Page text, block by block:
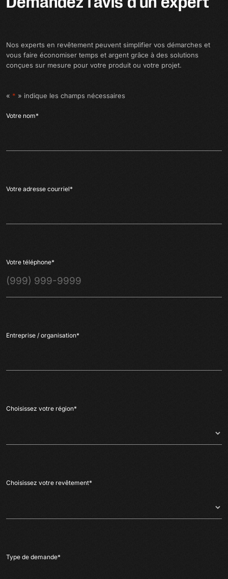
Nos experts en revêtement peuvent simplifier vos démarches et
vous faire économiser temps et argent grâce à des solutions
conçues sur mesure pour votre produit ou votre projet.
« * » indique les champs nécessaires
Votre nom*
Votre adresse courriel*
Votre téléphone*
Entreprise / organisation*
Choisissez votre région*
Choisissez votre revêtement*
Type de demande*